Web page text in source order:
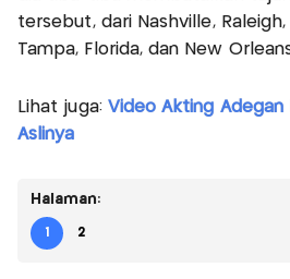
tersebut, dari Nashville,
Tampa, Florida, dan New
Lihat juga: Video Akting Adegan
Aslinya
Halaman:
1 2